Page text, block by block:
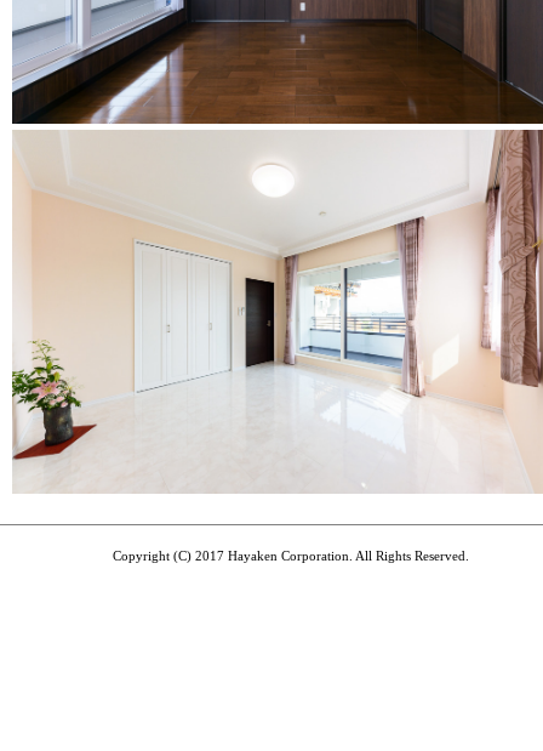
Copyright (C) 2017 Hayaken Corporation. All Rights Reserved.